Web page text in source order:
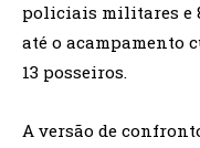
policiais militares e
até o acampamento
13 posseiros.
A versão de